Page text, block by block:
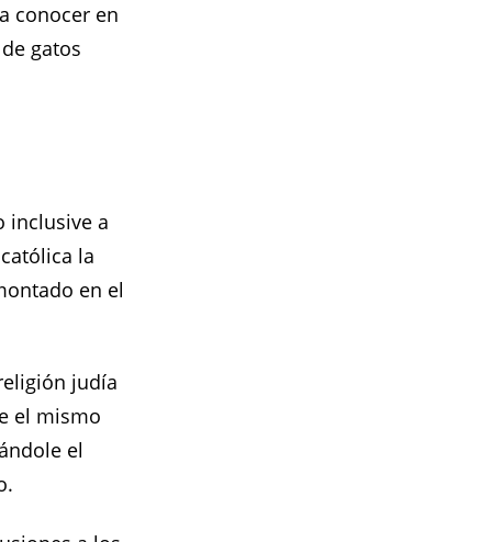
conocer en
gatos
inclusive a
la
en el
judía
el mismo
el